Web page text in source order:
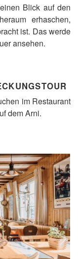
Blick auf den
erhaschen,
ist. Das werde
ansehen.
im Restaurant
dem Arni.